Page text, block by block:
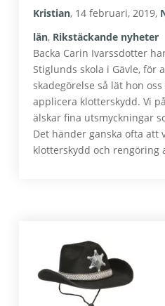
Kristian, 14 februari, 2019,
län, Rikstäckande nyheter
Backa Carin Ivarssdotter
Stiglunds skola i Gävle, för
skadegörelse så lät hon
applicera klotterskydd. Vi
älskar fina utsmyckningar
Det händer ganska ofta
klotterskydd och rengöring